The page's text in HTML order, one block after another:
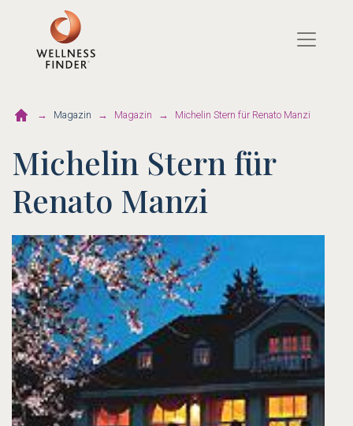
Magazin Magazin Michelin Stern für Renato Manzi
Michelin Stern für
Renato Manzi